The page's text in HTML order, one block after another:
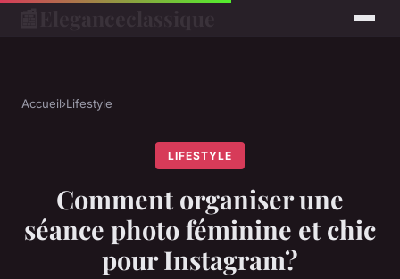
Accueil›Lifestyle
LIFESTYLE
Comment organiser une
séance photo féminine et chic
pour Instagram?